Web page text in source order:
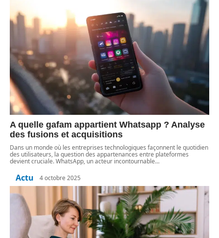
A quelle gafam appartient Whatsapp ? Analyse
des fusions et acquisitions
Dans un monde où les entreprises technologiques façonnent le quotidien
des utilisateurs, la question des appartenances entre plateformes
devient cruciale. WhatsApp, un acteur incontournable…
Actu 4 octobre 2025